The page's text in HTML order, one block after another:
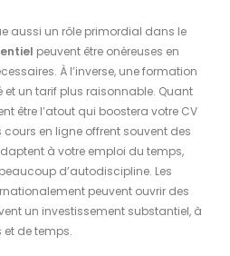
aussi un rôle primordial dans le
peuvent être onéreuses en
À l’inverse, une formation
et un tarif plus raisonnable. Quant
être l’atout qui boostera votre CV
cours en ligne offrent souvent des
à votre emploi du temps,
d’autodiscipline. Les
peuvent ouvrir des
un investissement substantiel, à
de temps.